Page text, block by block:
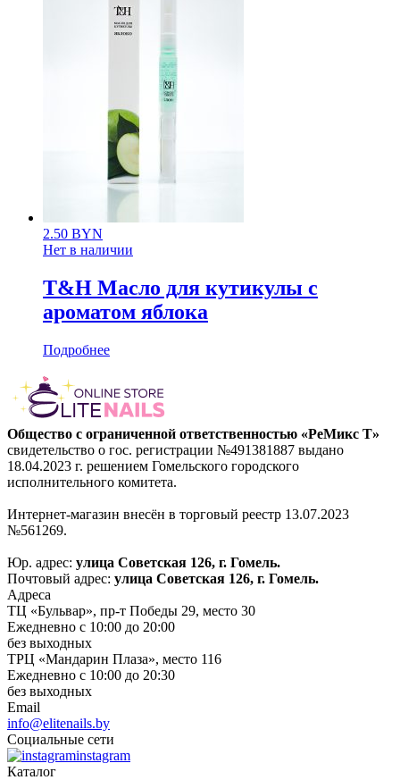
2.50 BYN
Нет в наличии
T&H Масло для кутикулы с
ароматом яблока
Подробнее
Общество с ограниченной ответственностью «РеМикс Т»
свидетельство о гос. регистрации №491381887 выдано
18.04.2023 г. решением Гомельского городского
исполнительного комитета.
Интернет-магазин внесён в торговый реестр 13.07.2023
№561269.
Юр. адрес: улица Советская 126, г. Гомель.
Почтовый адрес: улица Советская 126, г. Гомель.
Адреса
ТЦ «Бульвар», пр-т Победы 29, место 30
Ежедневно с 10:00 до 20:00
без выходных
ТРЦ «Мандарин Плаза», место 116
Ежедневно с 10:00 до 20:30
без выходных
Email
info@elitenails.by
Социальные сети
instagram
Каталог